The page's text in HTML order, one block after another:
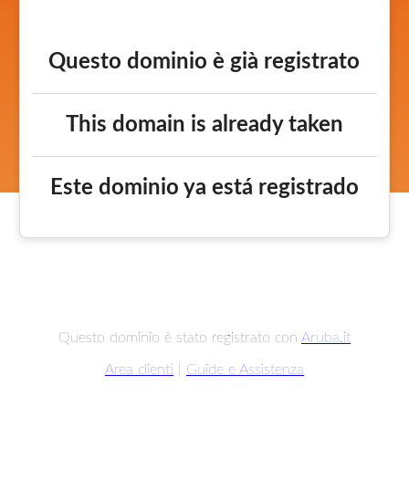
Questo dominio è già registrato
This domain is already taken
Este dominio ya está registrado
Questo dominio è stato registrato con Aruba.it
Area clienti Guide e Assistenza